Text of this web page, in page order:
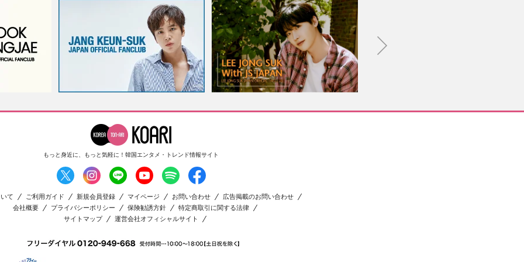
もっと身近に、もっと気軽に！ 韓国エンタメ・トレンド情報サイト
て ご利用ガイド 新規会員登録 マイページ お問い合わせ
広告掲載のお問い合わせ
会社概要
プライバシーポリシー 保険勧誘方針
特定商取引に関する法律
サイトマップ
運営会社オフィシャルサイト